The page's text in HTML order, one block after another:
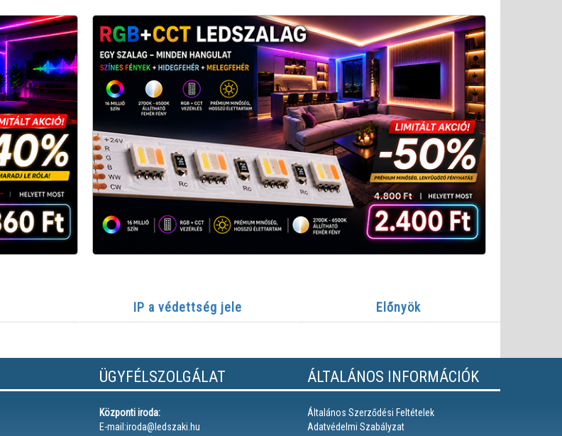
IP a védettség jele Előnyök
ÜGYFÉLSZOLGÁLAT
Központi iroda:
E-mail:iroda@ledszaki.hu
ÁLTALÁNOS INFORMÁCIÓK
Általános Szerződési Feltételek
Adatvédelmi Szabályzat